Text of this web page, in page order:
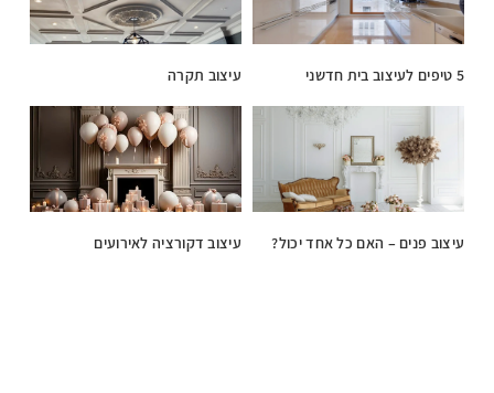
5 טיפים לעיצוב בית חדשני עיצוב תקרה
עיצוב פנים – האם כל אחד יכול? עיצוב דקורציה לאירועים